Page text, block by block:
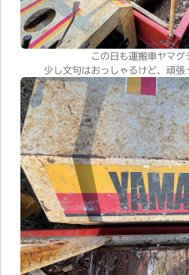
この日も運搬車ヤマグ
少し文句はおっしゃるけど、頑張